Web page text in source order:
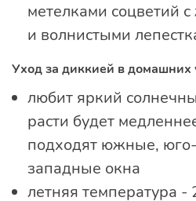
метелками соцветий
и волнистыми
Уход за диккией в домашних
любит яркий
расти будет
подходят южные,
западные окна
летняя температура -